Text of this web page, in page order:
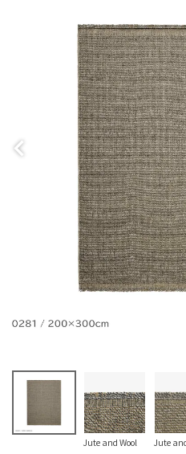
Jute and Wool
Jute